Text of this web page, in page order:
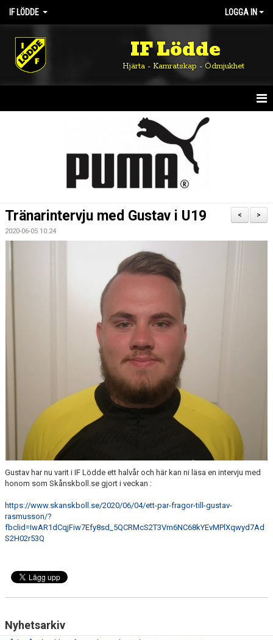
IF LÖDDE LOGGA IN
IF Lödde
Hjärta - Kamratskap - Ödmjukhet
MATCHER
>
<
Tränarintervju med Gustav i U19
2020-06-05 10:24
Gustav har nu varit i IF Lödde ett halvår och här kan ni läsa en intervju med
honom som Skånskboll.se gjort i veckan :
https://www.skanskboll.se/2020/06/04/ett-par-fragor-till-gustav-
rasmusson/?
fbclid=IwAR1dCqjFiw7Efy8sd_5QCRMcS2T3Vm6NC68kYEvMPlXqwyd7Ad
S2H02r53Q
Nyhetsarkiv